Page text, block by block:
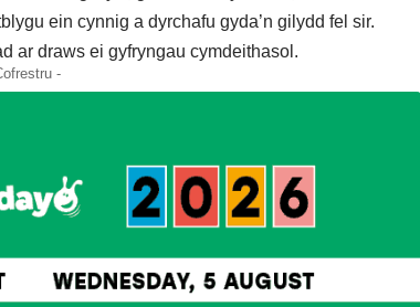
ein cynnig a dyrchafu gyda’n gilydd fel sir.
ar draws ei gyfryngau cymdeithasol.
-